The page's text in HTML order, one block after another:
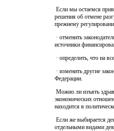
Если мы остаемся
решения об отмене
прежнему
· отменить
источники
· определить, что на
· изменить другие
Федерации.
Можно ли изъять
экономических
находится в
Если же выбирается
отдельными видами